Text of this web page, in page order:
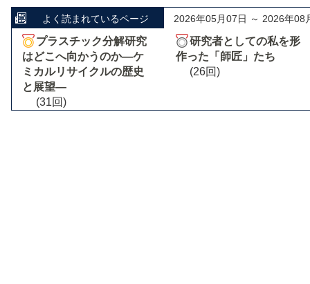
よく読まれているページ 2026年05月07日 ～ 2026年08
プラスチック分解研究
はどこへ向かうのか―ケ
ミカルリサイクルの歴史
と展望―
(31回)
研究者としての私を形
作った「師匠」たち
(26回)